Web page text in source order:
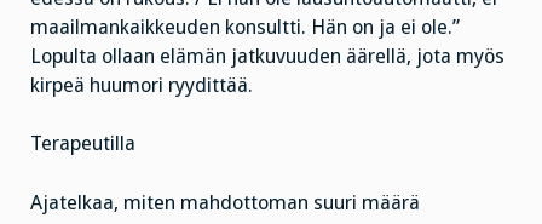
maailmankaikkeuden konsultti. Hän on ja ei ole.”
Lopulta ollaan elämän jatkuvuuden äärellä, jota myös
kirpeä huumori ryydittää.
Terapeutilla
Ajatelkaa, miten mahdottoman suuri määrä